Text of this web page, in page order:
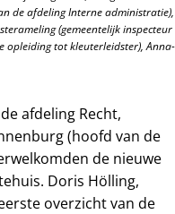
de afdeling Interne administratie),
(gemeentelijk inspecteur
opleiding tot kleuterleidster), Anna-
afdeling Recht,
(hoofd van de
de nieuwe
Doris Hölling,
overzicht van de